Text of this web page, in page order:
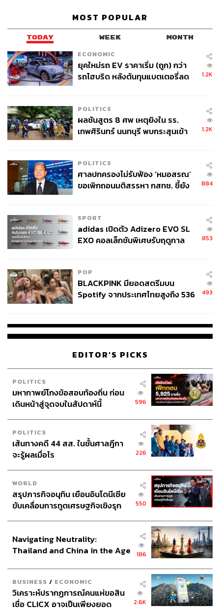
MOST POPULAR
TODAY WEEK MONTH
ECONOMIC
ยุคใหม่รถ EV ราคาเริ่ม (ถูก) กว่า
รถไฮบริด หลังต้นทุนแบตเตอรี่ลด
1.2K
POLITICS
ผลชันสูตร 8 ศพ เหตุยิงใน รร.
เทพศิรินทร์ นนทบุรี พบกระสุนเข้า
1.2K
POLITICS
ศาลปกครองไม่รับฟ้อง ‘หมอสรณ’
ขอเพิกถอนมติสรรหา กสทช. ชี้ยัง
884
SPORT
adidas เปิดตัว Adizero EVO SL
EXO คอลเล็กชันพิเศษรับฤดูกาล
853
POP
BLACKPINK มียอดสตรีมบน
Spotify จากประเทศไทยสูงถึง 536
493
EDITOR'S PICKS
POLITICS
มหากาพย์โกงข้อสอบท้องถิ่น ก่อน
เดินหน้าสู่จุดจบในสัปดาห์นี้
596
POLITICS
เส้นทางคดี 44 สส. ในชั้นศาลฎีกา
จะรู้ผลเมื่อไร
226
WORLD
สรุปภารกิจอนุทิน เยือนอินโดนีเซีย
ขับเคลื่อนการทูตเศรษฐกิจเชิงรุก
550
Navigating Neutrality:
Thailand and China in the Age
186
BUSINESS / ECONOMIC
วิเคราะห์ปรากฏการณ์คนแห่ขอสิน
เชื่อ CLICX อาจเป็นเพียงยอด
2.6K